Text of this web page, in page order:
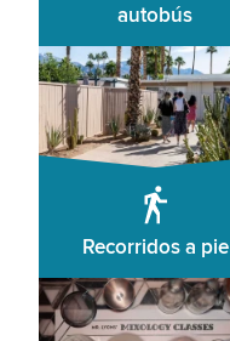
autobús
Recorridos a pie